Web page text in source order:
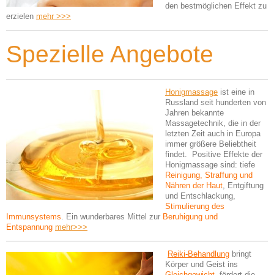
den bestmöglichen Effekt zu
erzielen mehr >>>
Spezielle Angebote
Honigmassage ist eine in
Russland seit hunderten von
Jahren bekannte
Massagetechnik, die in der
letzten Zeit auch in Europa
immer größere Beliebtheit
findet. Positive Effekte der
Honigmassage sind: tiefe
Reinigung, Straffung und
Nähren der Haut , Entgiftung
und Entschlackung,
Stimulierung des
Immunsystems . Ein wunderbares Mittel zur Beruhigung und
Entspannung mehr>>>
Reiki-Behandlung bringt
Körper und Geist ins